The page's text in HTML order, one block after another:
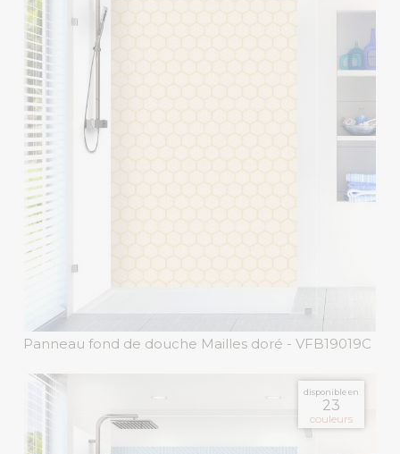
Panneau fond de douche Mailles doré - VFB19019C
disponible en
23
couleurs